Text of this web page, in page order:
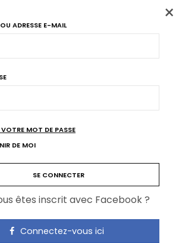
×
ADRESSE E-MAIL
VOTRE MOT DE PASSE
DE MOI
êtes inscrit avec Facebook ?
Connectez-vous ici